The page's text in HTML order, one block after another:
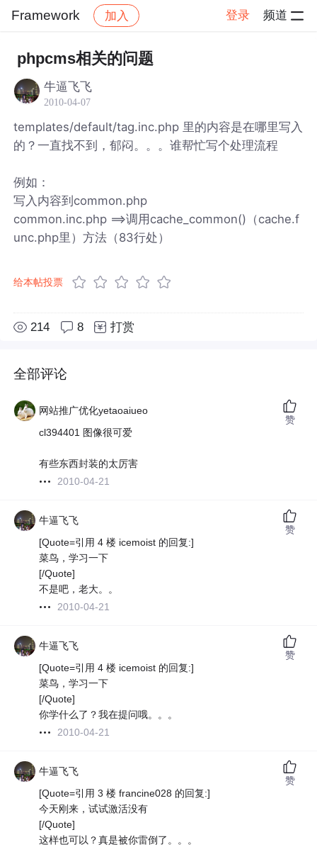
Framework 加入 登录 频道
社区 Framework 帖子详情
phpcms相关的问题
牛逼飞飞
2010-04-07
templates/default/tag.inc.php 里的内容是在哪里写入
的？一直找不到，郁闷。。。谁帮忙写个处理流程
例如：
写入内容到common.php
common.inc.php ==>调用cache_common()（cache.f
unc.php里）方法（83行处）
给本帖投票
214 8 打赏
全部评论
网站推广优化yetaoaiueo
cl394401 图像很可爱
有些东西封装的太厉害
2010-04-21
赞
牛逼飞飞
[Quote=引用 4 楼 icemoist 的回复:]
菜鸟，学习一下
[/Quote]
不是吧，老大。。
2010-04-21
赞
牛逼飞飞
[Quote=引用 4 楼 icemoist 的回复:]
菜鸟，学习一下
[/Quote]
你学什么了？我在提问哦。。。
2010-04-21
赞
牛逼飞飞
[Quote=引用 3 楼 francine028 的回复:]
今天刚来，试试激活没有
[/Quote]
这样也可以？真是被你雷倒了。。。
赞